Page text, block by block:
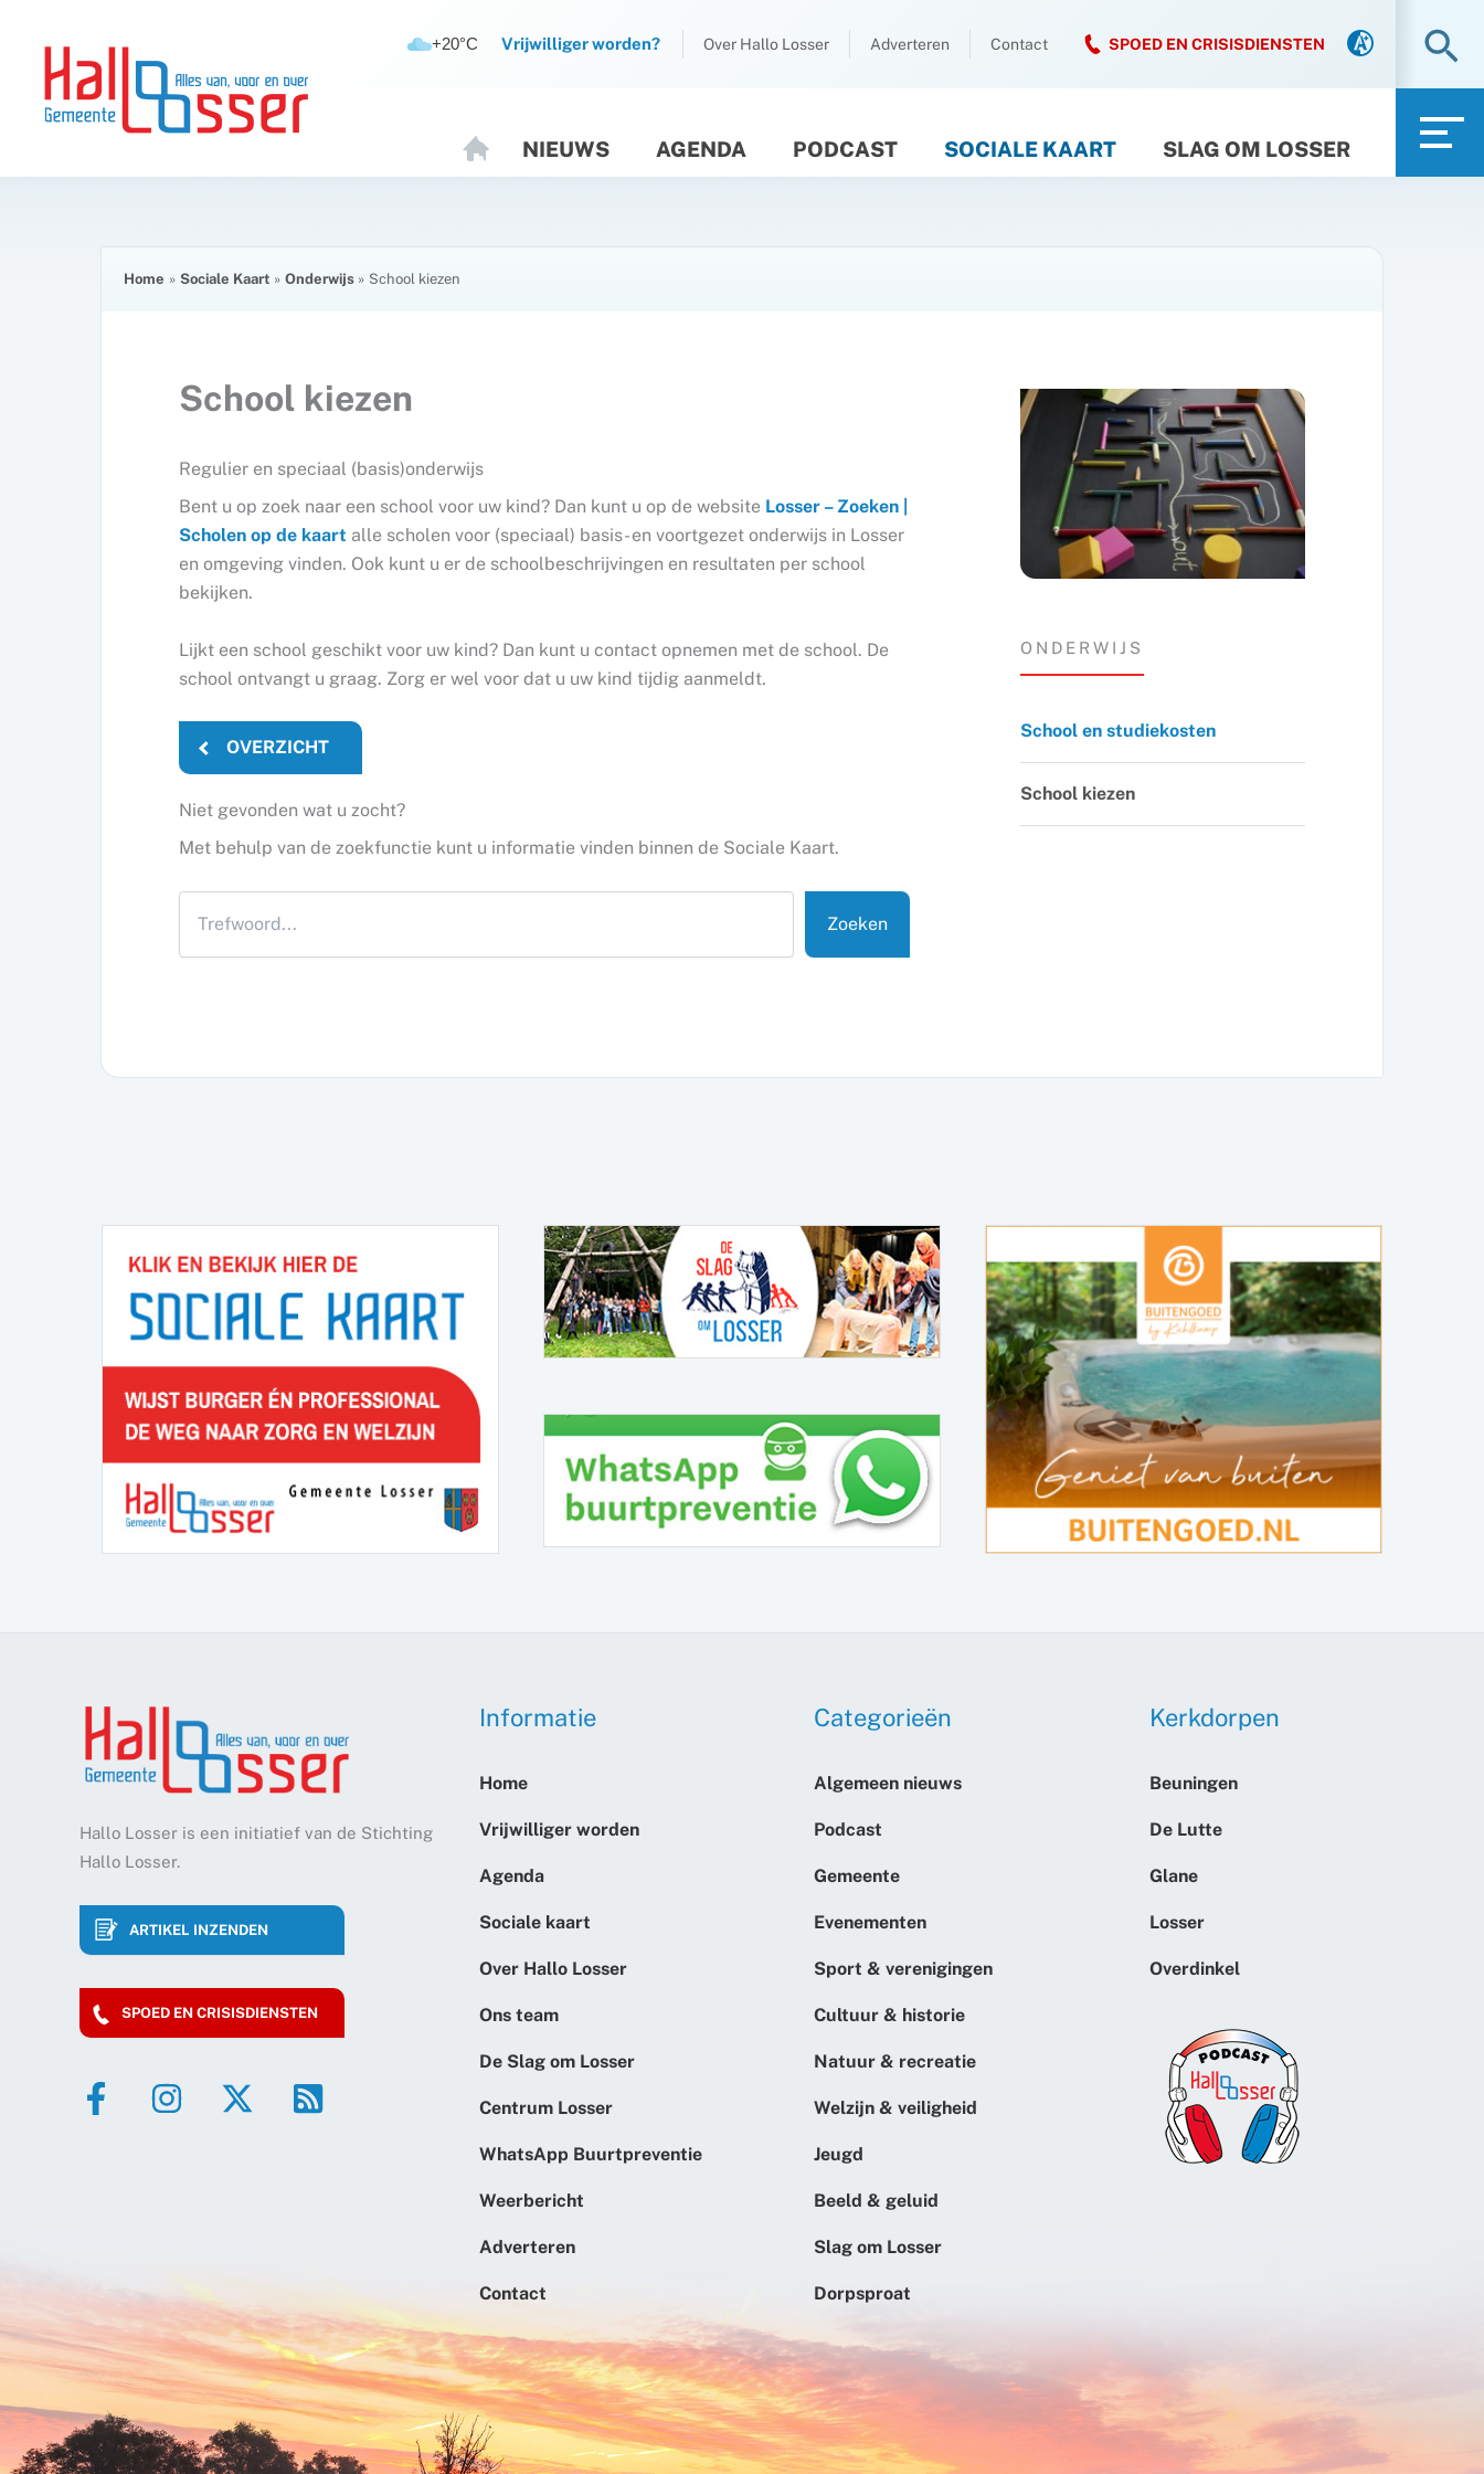
inhoud
inhoud
+20°C Vrijwilliger worden? Over Hallo Losser Adverteren Contact SPOED EN CRISISDIENSTEN
O
M
NIEUWS AGENDA PODCAST SOCIALE KAART SLAG OM LOSSER
Home Sociale Kaart Onderwijs School kiezen
School kiezen
Regulier en speciaal (basis)onderwijs
Bent u op zoek naar een school voor uw kind? Dan kunt u op de website Losser – Zoeken |
Scholen op de kaart alle scholen voor (speciaal) basis- en voortgezet onderwijs in Losser
en omgeving vinden. Ook kunt u er de schoolbeschrijvingen en resultaten per school
bekijken.
Lijkt een school geschikt voor uw kind? Dan kunt u contact opnemen met de school. De
school ontvangt u graag. Zorg er wel voor dat u uw kind tijdig aanmeldt.
OVERZICHT
Niet gevonden wat u zocht?
Met behulp van de zoekfunctie kunt u informatie vinden binnen de Sociale Kaart.
ONDERWIJS
School en studiekosten
School kiezen
Hallo Losser is een initiatief van de Stichting
Hallo Losser.
ARTIKEL INZENDEN
SPOED EN CRISISDIENSTEN
Informatie
Home
Vrijwilliger worden
Agenda
Sociale kaart
Over Hallo Losser
Ons team
De Slag om Losser
Centrum Losser
WhatsApp Buurtpreventie
Weerbericht
Adverteren
Contact
Categorieën
Algemeen nieuws
Podcast
Gemeente
Evenementen
Sport & verenigingen
Cultuur & historie
Natuur & recreatie
Welzijn & veiligheid
Jeugd
Beeld & geluid
Slag om Losser
Dorpsproat
Kerkdorpen
Beuningen
De Lutte
Glane
Losser
Overdinkel